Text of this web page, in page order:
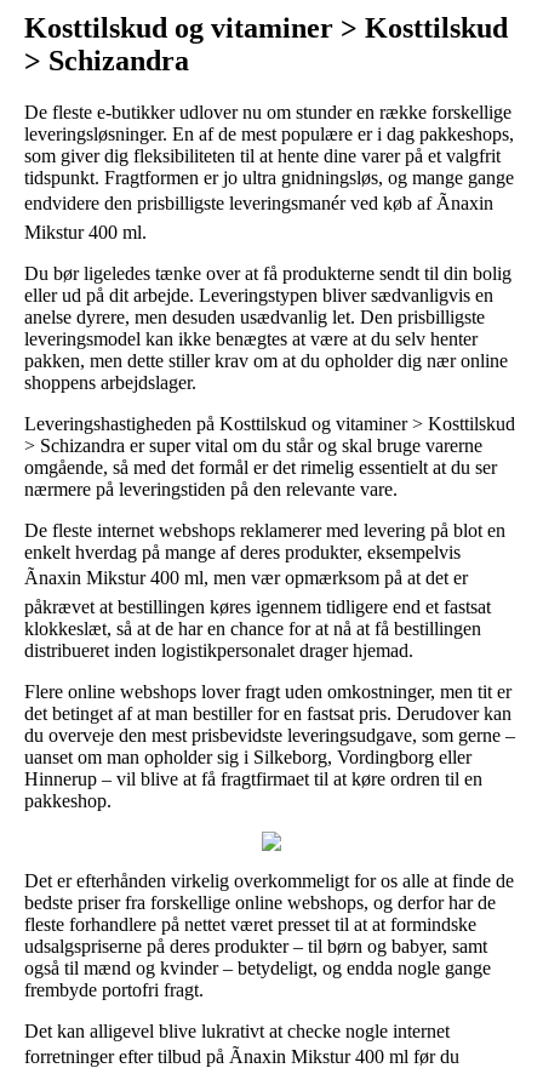
Kosttilskud og vitaminer > Kosttilskud
> Schizandra
De fleste e-butikker udlover nu om stunder en række forskellige
leveringsløsninger. En af de mest populære er i dag pakkeshops,
som giver dig fleksibiliteten til at hente dine varer på et valgfrit
tidspunkt. Fragtformen er jo ultra gnidningsløs, og mange gange
endvidere den prisbilligste leveringsmanér ved køb af Ãnaxin
Mikstur 400 ml.
Du bør ligeledes tænke over at få produkterne sendt til din bolig
eller ud på dit arbejde. Leveringstypen bliver sædvanligvis en
anelse dyrere, men desuden usædvanlig let. Den prisbilligste
leveringsmodel kan ikke benægtes at være at du selv henter
pakken, men dette stiller krav om at du opholder dig nær online
shoppens arbejdslager.
Leveringshastigheden på Kosttilskud og vitaminer > Kosttilskud
> Schizandra er super vital om du står og skal bruge varerne
omgående, så med det formål er det rimelig essentielt at du ser
nærmere på leveringstiden på den relevante vare.
De fleste internet webshops reklamerer med levering på blot en
enkelt hverdag på mange af deres produkter, eksempelvis
Ãnaxin Mikstur 400 ml, men vær opmærksom på at det er
påkrævet at bestillingen køres igennem tidligere end et fastsat
klokkeslæt, så at de har en chance for at nå at få bestillingen
distribueret inden logistikpersonalet drager hjemad.
Flere online webshops lover fragt uden omkostninger, men tit er
det betinget af at man bestiller for en fastsat pris. Derudover kan
du overveje den mest prisbevidste leveringsudgave, som gerne –
uanset om man opholder sig i Silkeborg, Vordingborg eller
Hinnerup – vil blive at få fragtfirmaet til at køre ordren til en
pakkeshop.
Det er efterhånden virkelig overkommeligt for os alle at finde de
bedste priser fra forskellige online webshops, og derfor har de
fleste forhandlere på nettet været presset til at at formindske
udsalgspriserne på deres produkter – til børn og babyer, samt
også til mænd og kvinder – betydeligt, og endda nogle gange
frembyde portofri fragt.
Det kan alligevel blive lukrativt at checke nogle internet
forretninger efter tilbud på Ãnaxin Mikstur 400 ml før du